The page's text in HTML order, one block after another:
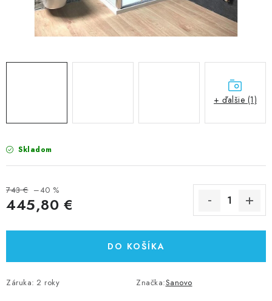
Formulár na vrátenie tovaru
Skladom
743 € –40 %
445,80 €
DO KOŠÍKA
Záruka: 2 roky Značka:Sanovo
+ ďalšie (1)